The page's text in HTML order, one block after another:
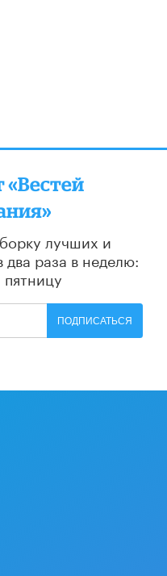
«Вестей
лучших и
два раза в неделю:
ПОДПИСАТЬСЯ